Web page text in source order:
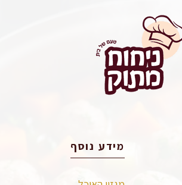
מידע נוסף